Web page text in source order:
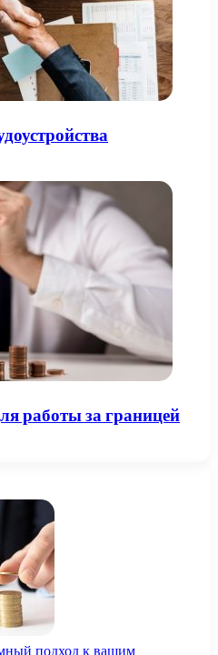
работы за границей
подход к вашим